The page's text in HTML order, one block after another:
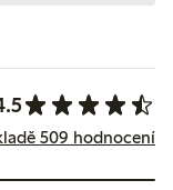
509 hodnocení